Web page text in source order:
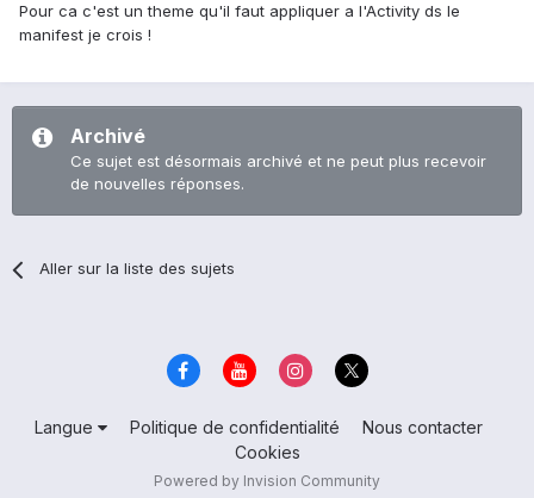
Pour ca c'est un theme qu'il faut appliquer a l'Activity ds le
manifest je crois !
Archivé
Ce sujet est désormais archivé et ne peut plus recevoir
de nouvelles réponses.
Aller sur la liste des sujets
Langue Politique de confidentialité
Nous contacter
Cookies
Powered by Invision Community